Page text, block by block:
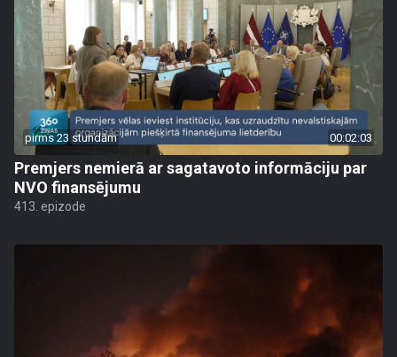
pirms 23 stundām 00:02:03
Premjers nemierā ar sagatavoto informāciju par
NVO finansējumu
413. epizode